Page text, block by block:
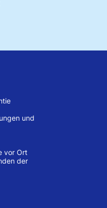
und
vor Ort
der